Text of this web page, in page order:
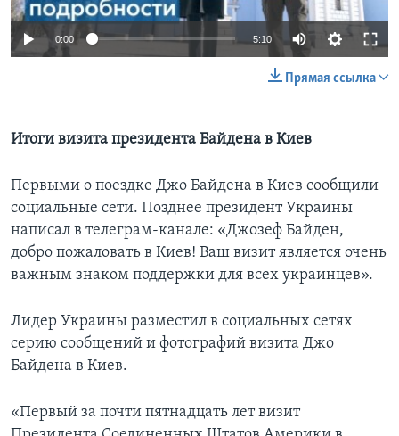
0:00 5:10
Прямая ссылка
Итоги визита президента Байдена в Киев
Первыми о поездке Джо Байдена в Киев сообщили
социальные сети. Позднее президент Украины
написал в телеграм-канале: «Джозеф Байден,
добро пожаловать в Киев! Ваш визит является очень
важным знаком поддержки для всех украинцев».
Лидер Украины разместил в социальных сетях
серию сообщений и фотографий визита Джо
Байдена в Киев.
«Первый за почти пятнадцать лет визит